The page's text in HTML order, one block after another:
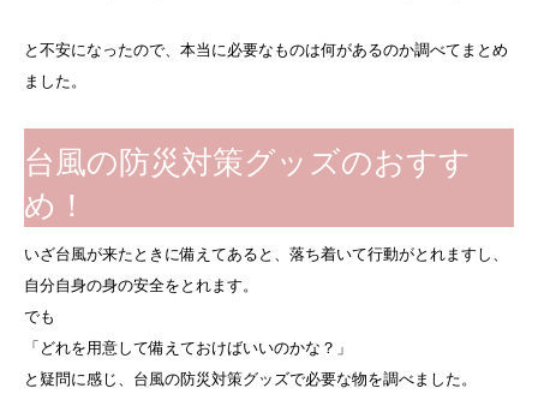
と不安になったので、本当に必要なものは何があるのか調べてまとめ
ました。
台風の防災対策グッズのおすす
め！
いざ台風が来たときに備えてあると、落ち着いて行動がとれますし、
自分自身の身の安全をとれます。
でも
「どれを用意して備えておけばいいのかな？」
と疑問に感じ、台風の防災対策グッズで必要な物を調べました。